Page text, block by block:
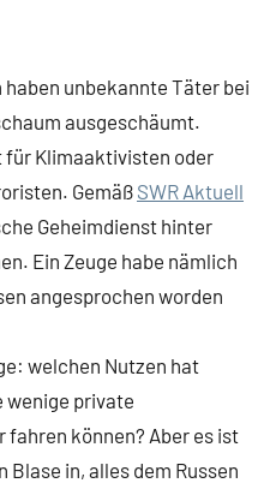
unbekannte Täter bei
ausgeschäumt.
für Klimaaktivisten oder
Gemäß SWR Aktuell
Geheimdienst hinter
Ein Zeuge habe nämlich
angesprochen worden
welchen Nutzen hat
wenige private
können? Aber es ist
in, alles dem Russen